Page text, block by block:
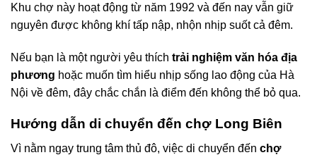
Khu chợ này hoạt động từ năm 1992 và đến nay vẫn giữ
nguyên được không khí tấp nập, nhộn nhịp suốt cả đêm.
Nếu bạn là một người yêu thích trải nghiệm văn hóa địa
phương hoặc muốn tìm hiểu nhịp sống lao động của Hà
Nội về đêm, đây chắc chắn là điểm đến không thể bỏ qua.
Hướng dẫn di chuyển đến chợ Long Biên
Vì nằm ngay trung tâm thủ đô, việc di chuyển đến chợ